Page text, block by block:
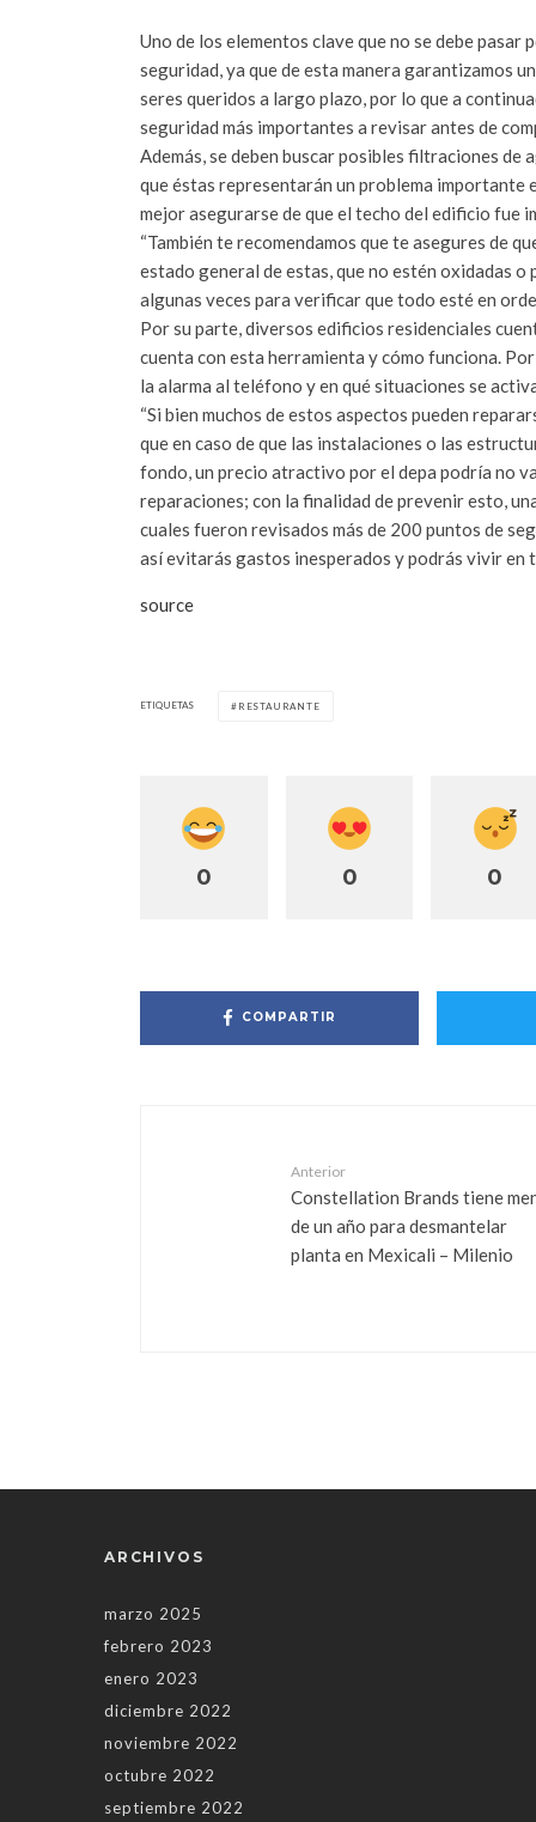
Uno de los elementos clave que no se debe
seguridad, ya que de esta manera garantizamos
seres queridos a largo plazo, por lo que a
seguridad más importantes a revisar antes de
Además, se deben buscar posibles filtraciones de
que éstas representarán un problema
mejor asegurarse de que el techo del edificio fue
“También te recomendamos que teasegures de
estado general de estas, que no estén oxidadas
algunas veces para verificar que todo esté en
Por su parte,diversos edificios residenciales
cuenta con esta herramienta y cómo funciona.
la alarma al teléfono y en qué situaciones se
“Si bien muchos de estos aspectos pueden
que en caso de que las instalaciones o las
fondo, un precio atractivo por el depa podría no
reparaciones; con la finalidad de prevenir esto,
cuales fueron revisados más de 200 puntos de
así evitarás gastos inesperados y podrás vivir en
source
ETIQUETAS RESTAURANTE
0 0 0
COMPARTIR
Anterior
Constellation Brands tiene
de un año para desmantelar
planta en Mexicali – Milenio
ARCHIVOS
marzo 2025
febrero 2023
enero 2023
diciembre 2022
noviembre 2022
octubre 2022
septiembre 2022